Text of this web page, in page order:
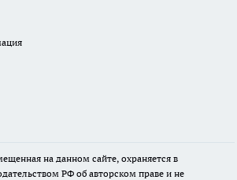
на данном сайте, охраняется в
РФ об авторском праве и не